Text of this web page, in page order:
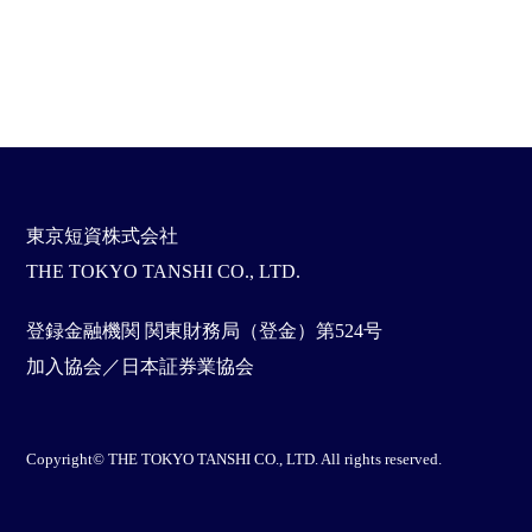
東京短資株式会社
THE TOKYO TANSHI CO., LTD.
登録金融機関 関東財務局（登金）第524号
加入協会／日本証券業協会
Copyright© THE TOKYO TANSHI CO., LTD. All rights reserved.